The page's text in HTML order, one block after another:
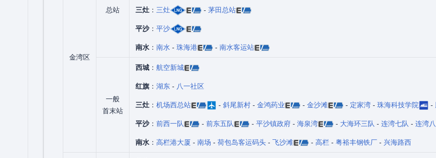
金湾区
总站 三灶 ： 三灶 - 茅田总站
平沙： 平沙
南水 ： 南水 - 珠海港 - 南水客运站
一般
首末站
西城 ： 航空新城
红旗 ： 湖东 - 八一社区
三灶 ： 机场西总站 - 斜尾新村 - 金鸿药业 - 金沙滩 - 定家湾 - 珠海科技学院 -
平沙： 前西一队 - 前东五队 - 平沙镇政府 - 海泉湾 - 大海环三队 - 连湾七队 - 连湾
南水 ： 高栏港大厦 - 南场 - 荷包岛客运码头 - 飞沙滩 - 高栏 - 粤裕丰钢铁厂 - 兴海路西